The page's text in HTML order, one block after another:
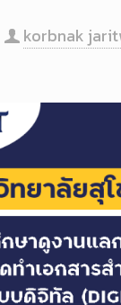
korbnak